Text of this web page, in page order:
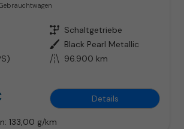
Getriebe Schaltgetriebe
Außenfarbe Black Pearl Metallic
Kilometerstand 96.900 km
Details
133,00 g/km